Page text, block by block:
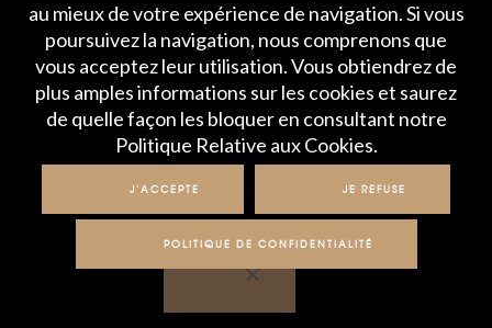
Accueil
Politique de Confidentialité
Crédits et mentions légales
Contact
© IME 2017-2020
au mieux de votre expérience de navigation. Si vous
poursuivez la navigation, nous comprenons que
vous acceptez leur utilisation. Vous obtiendrez de
plus amples informations sur les cookies et saurez
de quelle façon les bloquer en consultant notre
Politique Relative aux Cookies.
J'ACCEPTE JE REFUSE
POLITIQUE DE CONFIDENTIALITÉ